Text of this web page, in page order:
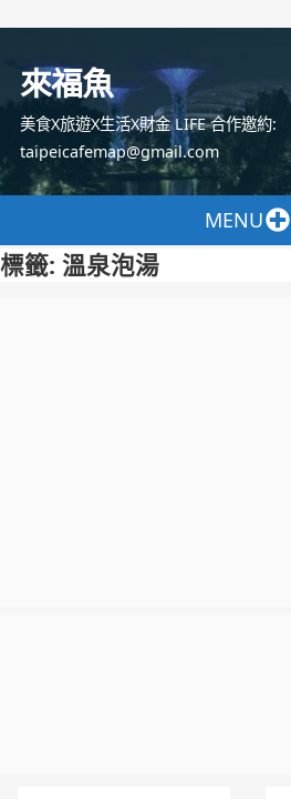
容
來福魚
美食X旅遊X生活X財金 LIFE 合作邀約:
taipeicafemap@gmail.com
MENU
標籤: 溫泉泡湯